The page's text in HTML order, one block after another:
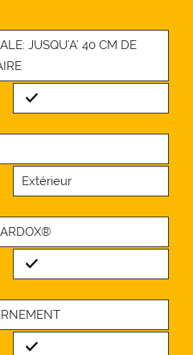
JUSQU'A' 40 CM DE
Standard
Extérieur
Standard
Standard